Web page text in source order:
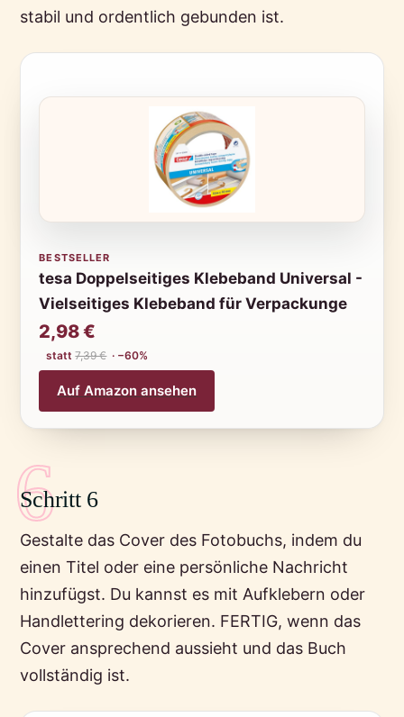
stabil und ordentlich gebunden ist.
BESTSELLER
tesa Doppelseitiges Klebeband Universal -
Vielseitiges Klebeband für Verpackunge
2,98 €
statt7,39 € · −60%
Auf Amazon ansehen
6
Schritt 6
Gestalte das Cover des Fotobuchs, indem du
einen Titel oder eine persönliche Nachricht
hinzufügst. Du kannst es mit Aufklebern oder
Handlettering dekorieren. FERTIG, wenn das
Cover ansprechend aussieht und das Buch
vollständig ist.